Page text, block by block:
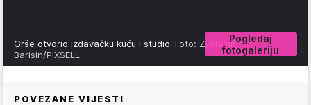
Pogledaj
fotogaleriju
Grše otvorio izdavačku kuću i studio Foto: Zvonimir
Barisin/PIXSELL
POVEZANE VIJESTI